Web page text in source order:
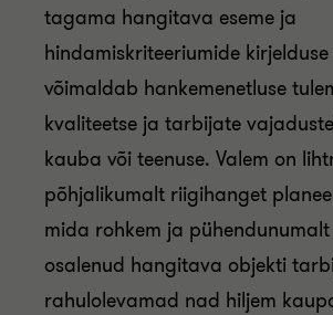
tagama hangitava eseme ja
hindamiskriteeriumide
võimaldab hankemenetluse
kvaliteetse ja tarbijate
kauba või teenuse. Valem on
põhjalikumalt riigihanget
mida rohkem ja pühendunumalt
osalenud hangitava objekti
rahulolevamad nad hiljem